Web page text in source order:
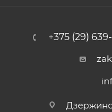
+375 (29)